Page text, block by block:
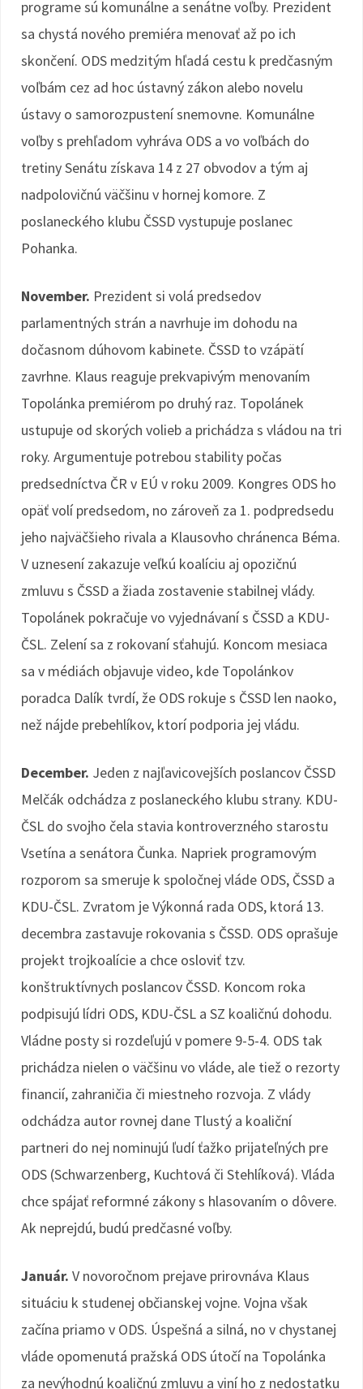
programe sú komunálne a senátne voľby. Prezident
sa chystá nového premiéra menovať až po ich
skončení. ODS medzitým hľadá cestu k predčasným
voľbám cez ad hoc ústavný zákon alebo novelu
ústavy o samorozpustení snemovne. Komunálne
voľby s prehľadom vyhráva ODS a vo voľbách do
tretiny Senátu získava 14 z 27 obvodov a tým aj
nadpolovičnú väčšinu v hornej komore. Z
poslaneckého klubu ČSSD vystupuje poslanec
Pohanka.
November. Prezident si volá predsedov
parlamentných strán a navrhuje im dohodu na
dočasnom dúhovom kabinete. ČSSD to vzápätí
zavrhne. Klaus reaguje prekvapivým menovaním
Topolánka premiérom po druhý raz. Topolánek
ustupuje od skorých volieb a prichádza s vládou na tri
roky. Argumentuje potrebou stability počas
predsedníctva ČR v EÚ v roku 2009. Kongres ODS ho
opäť volí predsedom, no zároveň za 1. podpredsedu
jeho najväčšieho rivala a Klausovho chránenca Béma.
V uznesení zakazuje veľkú koalíciu aj opozičnú
zmluvu s ČSSD a žiada zostavenie stabilnej vlády.
Topolánek pokračuje vo vyjednávaní s ČSSD a KDU-
ČSL. Zelení sa z rokovaní sťahujú. Koncom mesiaca
sa v médiách objavuje video, kde Topolánkov
poradca Dalík tvrdí, že ODS rokuje s ČSSD len naoko,
než nájde prebehlíkov, ktorí podporia jej vládu.
December. Jeden z najľavicovejších poslancov ČSSD
Melčák odchádza z poslaneckého klubu strany. KDU-
ČSL do svojho čela stavia kontroverzného starostu
Vsetína a senátora Čunka. Napriek programovým
rozporom sa smeruje k spoločnej vláde ODS, ČSSD a
KDU-ČSL. Zvratom je Výkonná rada ODS, ktorá 13.
decembra zastavuje rokovania s ČSSD. ODS oprašuje
projekt trojkoalície a chce osloviť tzv.
konštruktívnych poslancov ČSSD. Koncom roka
podpisujú lídri ODS, KDU-ČSL a SZ koaličnú dohodu.
Vládne posty si rozdeľujú v pomere 9-5-4. ODS tak
prichádza nielen o väčšinu vo vláde, ale tiež o rezorty
financií, zahraničia či miestneho rozvoja. Z vlády
odchádza autor rovnej dane Tlustý a koaliční
partneri do nej nominujú ľudí ťažko prijateľných pre
ODS (Schwarzenberg, Kuchtová či Stehlíková). Vláda
chce spájať reformné zákony s hlasovaním o dôvere.
Ak neprejdú, budú predčasné voľby.
Január. V novoročnom prejave prirovnáva Klaus
situáciu k studenej občianskej vojne. Vojna však
začína priamo v ODS. Úspešná a silná, no v chystanej
vláde opomenutá pražská ODS útočí na Topolánka
za nevýhodnú koaličnú zmluvu a viní ho z nedostatku